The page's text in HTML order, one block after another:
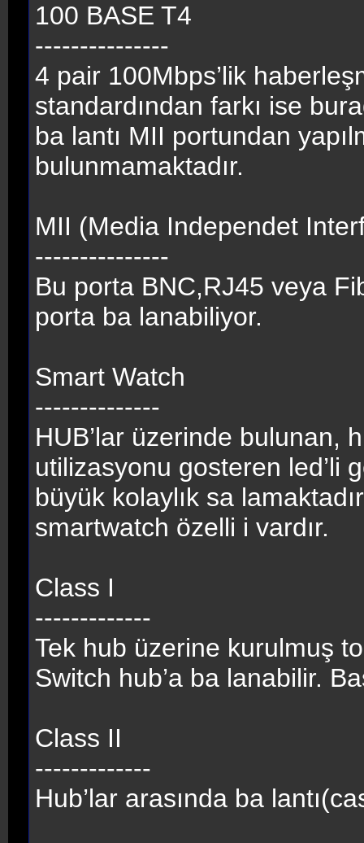
100 BASE T4
---------------
4 pair 100Mbps’lik
standardından farkı ise
ba lantı MII portundan
bulunmamaktadır.
MII (Media Independet
---------------
Bu porta BNC,RJ45 veya
porta ba lanabiliyor.
Smart Watch
--------------
HUB’lar üzerinde bulunan,
utilizasyonu gosteren led’li
büyük kolaylık sa
smartwatch özelli i vardır.
Class I
-------------
Tek hub üzerine kurulmuş
Switch hub’a ba lanabilir.
Class II
-------------
Hub’lar arasında ba